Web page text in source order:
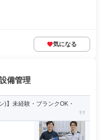
気になる
備管理
)】未経験・ブランクOK・